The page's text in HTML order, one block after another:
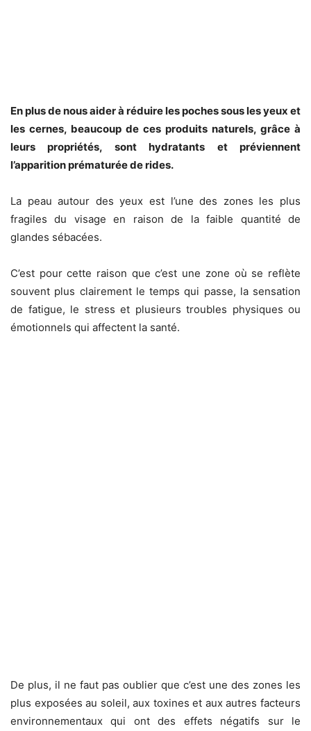
En plus de nous aider à réduire les poches sous les yeux et
les cernes, beaucoup de ces produits naturels, grâce à
leurs propriétés, sont hydratants et préviennent
l’apparition prématurée de rides.
La peau autour des yeux est l’une des zones les plus
fragiles du visage en raison de la faible quantité de
glandes sébacées.
C’est pour cette raison que c’est une zone où se reflète
souvent plus clairement le temps qui passe, la sensation
de fatigue, le stress et plusieurs troubles physiques ou
émotionnels qui affectent la santé.
De plus, il ne faut pas oublier que c’est une des zones les
plus exposées au soleil, aux toxines et aux autres facteurs
environnementaux qui ont des effets négatifs sur le